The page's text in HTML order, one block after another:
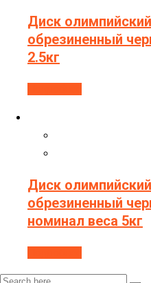
Диск
обрезиненный
2.5кг
Диск
обрезиненный
номинал веса 5кг